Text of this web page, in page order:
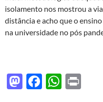
isolamento nos mostrou a
distância e acho que o
na universidade no pós
M F
W